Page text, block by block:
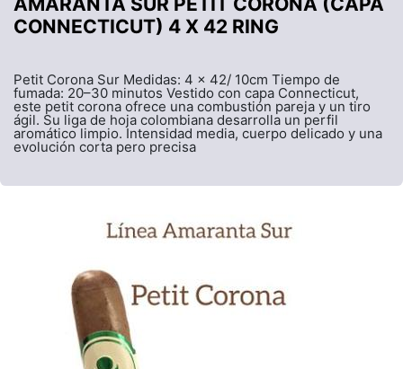
CONNECTICUT) 4 X 42 RING
Petit Corona Sur Medidas: 4 x 42/ 10cm Tiempo de
fumada: 20–30 minutos Vestido con capa Connecticut,
este petit corona ofrece una combustión pareja y un tiro
ágil. Su liga de hoja colombiana desarrolla un perfil
aromático limpio. Intensidad media, cuerpo delicado y una
evolución corta pero precisa